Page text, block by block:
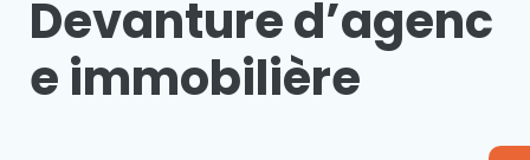
Devanture d’agenc
e immobilière